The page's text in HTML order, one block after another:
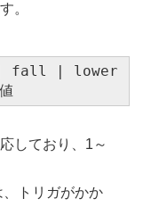
。
| fall | lower
しており、1～
、トリガがかか